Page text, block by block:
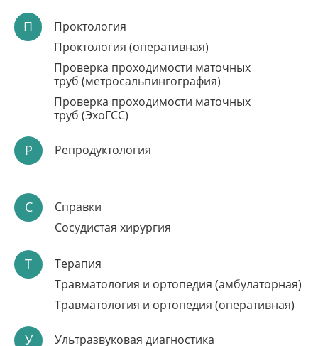
ЧЕРЕЗ ЛИЧНЫЙ
КАБИНЕТ
Подбор удобного времени приёма
Результаты проведенного обследования и
консультаций
Записаться онлайн
П
Проктология
Проктология (оперативная)
Проверка проходимости маточных
труб (метросальпингография)
Проверка проходимости маточных
труб (ЭхоГСС)
Р Репродуктология
С
Справки
Сосудистая хирургия
Т
Терапия
Травматология и ортопедия (амбулаторная)
Травматология и ортопедия (оперативная)
У
Ультразвуковая диагностика